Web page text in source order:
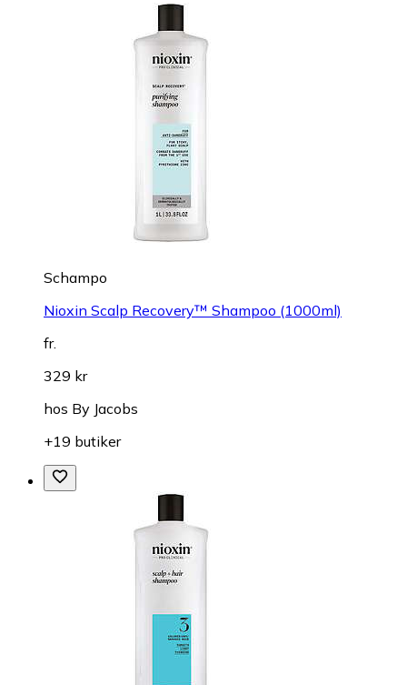
Schampo
Nioxin Scalp Recovery™ Shampoo (1000ml)
fr.
329 kr
hos By Jacobs
+19 butiker